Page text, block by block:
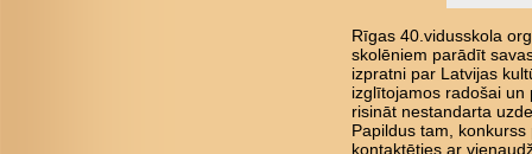
Rīgas 40.vidusskola
skolēniem parādīt
izpratni par Latvijas
izglītojamos radošai
risināt nestandarta
Papildus tam,
kontaktēties ar